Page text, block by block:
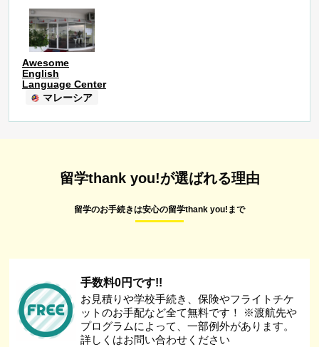
Awesome
English
Language Center
マレーシア
留学thank you!が選ばれる理由
留学のお手続きは安心の留学thank you!まで
手数料0円です!!
お見積りや学校手続き、保険やフライトチケ
ットのお手配など全て無料です！ ※渡航先や
プログラムによって、一部例外があります。
詳しくはお問い合わせください